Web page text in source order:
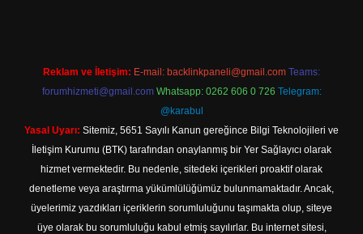
Reklam ve İletişim: E-mail: backlinkpaneli@gmail.com Teams:
forumhizmeti@gmail.com Whatsapp: 0262 606 0 726 Telegram:
@karabul
Yasal Uyarı: Sitemiz, 5651 Sayılı Kanun gereğince Bilgi Teknolojileri ve
İletişim Kurumu (BTK) tarafından onaylanmış bir Yer Sağlayıcı olarak
hizmet vermektedir. Bu nedenle, sitedeki içerikleri proaktif olarak
denetleme veya araştırma yükümlülüğümüz bulunmamaktadır. Ancak,
üyelerimiz yazdıkları içeriklerin sorumluluğunu taşımakta olup, siteye
üye olarak bu sorumluluğu kabul etmiş sayılırlar. Bu internet sitesi,